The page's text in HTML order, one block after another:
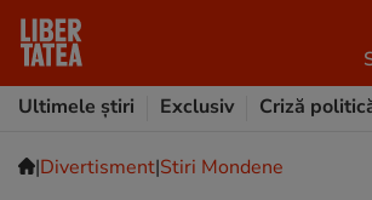
Ultimele știri
Exclusiv Criză
|Divertisment|Stiri Mondene